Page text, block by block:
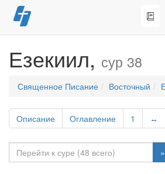
Перейти
к
Езекиил, сур 38
Священное Писание Восточный
Описание Оглавление 1 ↔
»